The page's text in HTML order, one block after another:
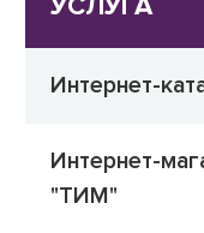
Интернет-
Интернет-
"ТИМ"